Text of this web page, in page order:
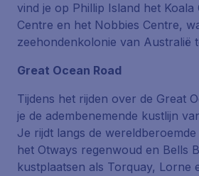
vind je op Phillip Island het Koala
Centre en het Nobbies Centre,
zeehondenkolonie van Australië
Great Ocean Road
Tijdens het rijden over de Great
je de adembenemende kustlijn
Je rijdt langs de
het Otways regenwoud en Bells
kustplaatsen als Torquay, Lorne